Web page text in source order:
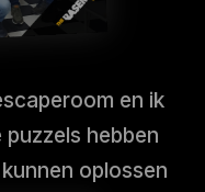
en ik
hebben
oplossen